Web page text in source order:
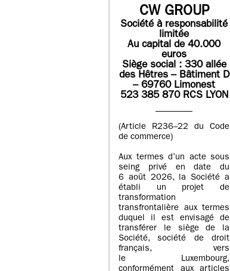
CW GROUP
Société à responsabilité
limitée
Au capital de 40.000
euros
Siège social : 330 allée
des Hêtres – Bâtiment D
– 69760 Limonest
523 385 870 RCS LYON
(Article R236–22 du Code
de commerce)
Aux termes d’un acte sous
seing privé en date du
6 août 2026, la Société a
établi un projet de
transformation
transfrontalière aux termes
duquel il est envisagé de
transférer le siège de la
Société, société de droit
français, vers
le Luxembourg,